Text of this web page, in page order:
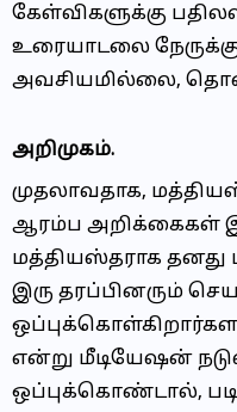
கேள்விகளுக்கு
உரையாடலை
அவசியமில்லை,
அறிமுகம்.
முதலாவதாக,
ஆரம்ப அறிக்கைகள்
மத்தியஸ்தராக தனது
இரு தரப்பினரும்
என்று மீடியேஷன்
ஒப்புக்கொண்டால்,